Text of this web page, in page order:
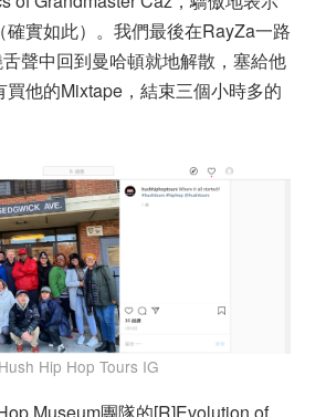
確實如此）。我們最後在RayZa一路
聲中回到曼哈頓就地解散，塞給他
他的Mixtape，結束三個小時多的
Hush Hip Hop Tours IG